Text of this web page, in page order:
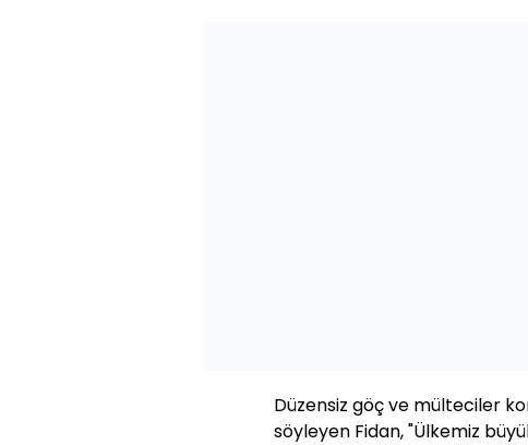
Düzensiz göç ve mülteciler
söyleyen Fidan, "Ülkemiz